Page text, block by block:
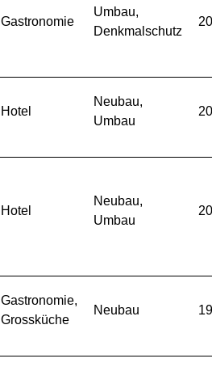
Gastronomie
Umbau,
Denkmalschutz
Hotel
Neubau,
Umbau
Hotel
Neubau,
Umbau
Gastronomie,
Grossküche
Neubau